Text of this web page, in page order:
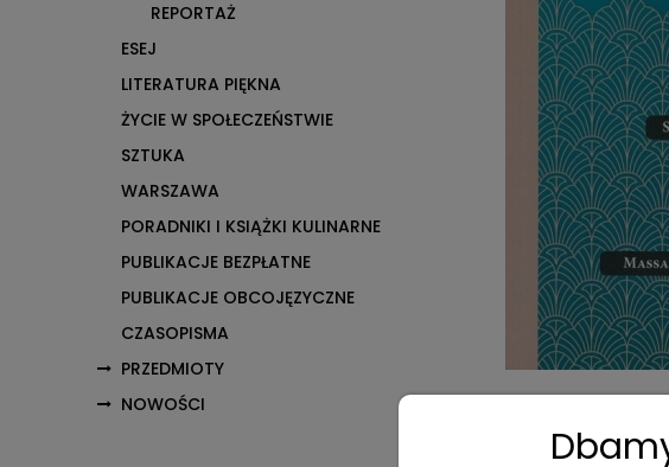
REPORTAŻ
ESEJ
LITERATURA PIĘKNA
ŻYCIE W SPOŁECZEŃSTWIE
SZTUKA
WARSZAWA
PORADNIKI I KSIĄŻKI KULINARNE
PUBLIKACJE BEZPŁATNE
PUBLIKACJE OBCOJĘZYCZNE
CZASOPISMA
PRZEDMIOTY
NOWOŚCI
Dane